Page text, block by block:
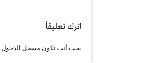
اترك تعليقاً
يجب أنت تكون مسجل الدخول